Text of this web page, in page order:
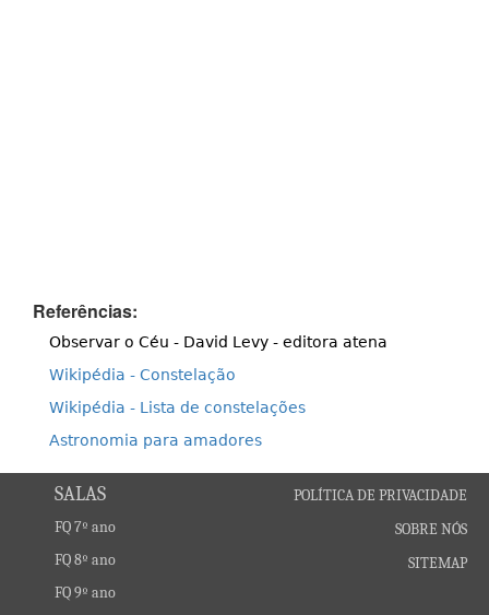
Referências:
Observar o Céu - David Levy - editora atena
Wikipédia - Constelação
Wikipédia - Lista de constelações
Astronomia para amadores
SALAS
FQ 7º ano
FQ 8º ano
FQ 9º ano
POLÍTICA DE PRIVACIDADE
SOBRE NÓS
SITEMAP